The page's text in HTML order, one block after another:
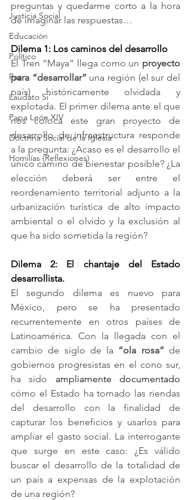
Justicia Social
Educación
Político
Paz
Laudato Si'
Papa León XIV
Doctrina Social de la Iglesia
Homilías (Reflexiones)
preguntas y quedarme corto a la hora
de imaginar las respuestas…
Dilema 1: Los caminos del desarrollo
El Tren “Maya” llega como un proyecto
para “desarrollar” una región (el sur del
país) históricamente olvidada y
explotada. El primer dilema ante el que
nos coloca este gran proyecto de
desarrollo de infraestructura responde
a la pregunta: ¿Acaso es el desarrollo el
único camino de bienestar posible? ¿La
elección deberá ser entre el
reordenamiento territorial adjunto a la
urbanización turística de alto impacto
ambiental o el olvido y la exclusión al
que ha sido sometida la región?
Dilema 2: El chantaje del Estado
desarrollista.
El segundo dilema es nuevo para
México, pero se ha presentado
recurrentemente en otros países de
Latinoamérica. Con la llegada con el
cambio de siglo de la “ola rosa” de
gobiernos progresistas en el cono sur,
ha sido
ampliamente documentado
cómo el Estado ha tomado las riendas
del desarrollo con la finalidad de
capturar los beneficios y usarlos para
ampliar el gasto social. La interrogante
que surge en este caso: ¿Es válido
buscar el desarrollo de la totalidad de
un país a expensas de la explotación
de una región?